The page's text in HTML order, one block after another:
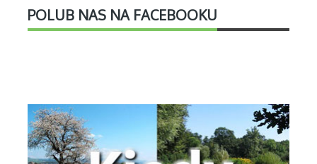
POLUB NAS NA FACEBOOKU